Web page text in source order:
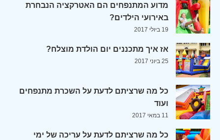
מדוע המתנפחים הם האטרקציה הנבחרת
באירועי הילדים?
19 ביולי 2017
אז איך מתכננים יום הולדת מוצלח?
25 ביוני 2017
כל מה שרציתם לדעת על השכרת מתנפחים
ועוד
11 במאי 2017
כל מה שרציתם לדעת על עריכה של ימי